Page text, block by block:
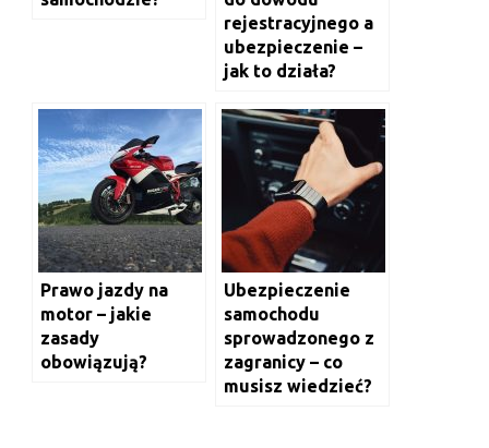
rejestracyjnego a
ubezpieczenie –
jak to działa?
Prawo jazdy na
motor – jakie
zasady
obowiązują?
Ubezpieczenie
samochodu
sprowadzonego z
zagranicy – co
musisz wiedzieć?